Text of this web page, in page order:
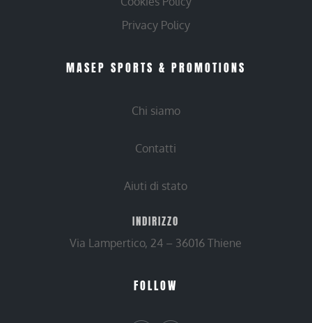
Privacy Policy
MASEP SPORTS & PROMOTIONS
Chi siamo
Contatti
Aiuti di stato
INDIRIZZO
Via Lampertico, 24 – 36016 Thiene
FOLLOW